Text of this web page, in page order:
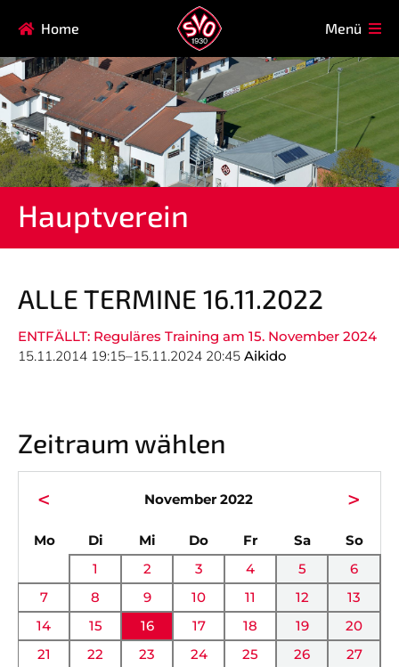
Home Menü
Hauptverein
ALLE TERMINE 16.11.2022
ENTFÄLLT: Reguläres Training am 15. November 2024
15.11.2014 19:15–15.11.2024 20:45 Aikido
Zeitraum wählen
< November 2022 >
Montag Dienstag
Mittwoch
Donnerstag
Freitag SamstagSo
1
2 3 4 5
6
7
8 9 10 11 12
13
14
15 16 17 18 19
20
21
22 23 24 25 26
27
Navigation
überspringen
HAUPTVEREIN
MITGLIEDSCHAFT
FAQ
Navigation
überspringen
AIKIDO
EISSTOCK
FITNESSKURSE
FUSSBALL
GARDE
GESUNDHEITSSPORT
KINDERTURNEN
KYUDO
REHASPORT
TAEKWONDO
TENNIS
Navigation
überspringen
SVO
Mitgliedschaft
Ehrenmitglieder
Gesundheitssport
Verwaltung Intern
INFO
Alle Termine
Anfahrt
Chronik
Fanshop
VEREIN
KOOPERATIONEN